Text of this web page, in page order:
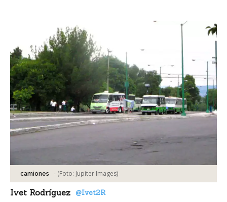
camiones - (Foto: Jupiter Images)
Ivet Rodríguez @Ivet2R